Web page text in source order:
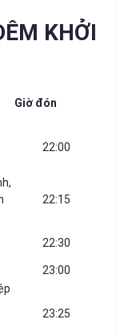
KHỞI
Giờ đón
22:00
22:15
22:30
23:00
23:25